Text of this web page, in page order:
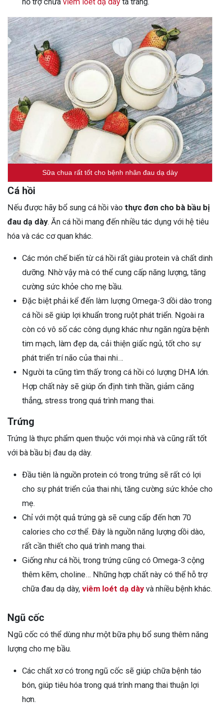
hỗ trợ chữa viêm loét dạ dày tá tràng.
Sữa chua rất tốt cho bệnh nhân đau dạ dày
Cá hồi
Nếu được hãy bổ sung cá hồi vào thực đơn cho bà bầu bị
đau dạ dày. Ăn cá hồi mang đến nhiều tác dụng với hệ tiêu
hóa và các cơ quan khác.
Các món chế biến từ cá hồi rất giàu protein và chất dinh
dưỡng. Nhờ vậy mà có thể cung cấp năng lượng, tăng
cường sức khỏe cho mẹ bầu.
Đặc biệt phải kể đến làm lượng Omega-3 dồi dào trong
cá hồi sẽ giúp lợi khuẩn trong ruột phát triển. Ngoài ra
còn có vô số các công dụng khác như ngăn ngừa bệnh
tim mạch, làm đẹp da, cải thiện giấc ngủ, tốt cho sự
phát triển trí não của thai nhi…
Người ta cũng tìm thấy trong cá hồi có lượng DHA lớn.
Hợp chất này sẽ giúp ổn định tinh thần, giảm căng
thẳng, stress trong quá trình mang thai.
Trứng
Trứng là thực phẩm quen thuộc với mọi nhà và cũng rất tốt
với bà bầu bị đau dạ dày.
Đầu tiên là nguồn protein có trong trứng sẽ rất có lợi
cho sự phát triển của thai nhi, tăng cường sức khỏe cho
mẹ.
Chỉ với một quả trứng gà sẽ cung cấp đến hơn 70
calories cho cơ thể. Đây là nguồn năng lượng dồi dào,
rất cần thiết cho quá trình mang thai.
Giống như cá hồi, trong trứng cũng có Omega-3 cộng
thêm kẽm, choline… Những hợp chất này có thể hỗ trợ
chữa đau dạ dày, viêm loét dạ dàyvà nhiều bệnh khác.
Ngũ cốc
Ngũ cốc có thể dùng như một bữa phụ bổ sung thêm năng
lượng cho mẹ bầu.
Các chất xơ có trong ngũ cốc sẽ giúp chữa bệnh táo
bón, giúp tiêu hóa trong quá trình mang thai thuận lợi
hơn.